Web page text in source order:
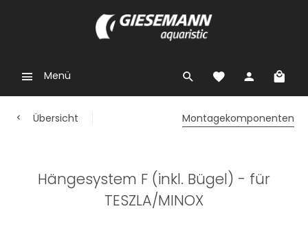
Menü
Übersicht Montagekomponenten
Hängesystem F (inkl. Bügel) - für
TESZLA/MINOX